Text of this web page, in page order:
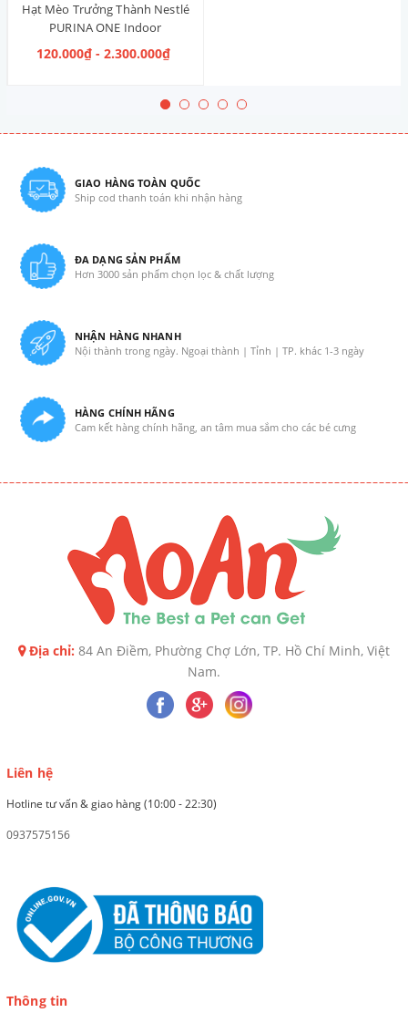
Hạt Mèo Trưởng Thành Nestlé
PURINA ONE Indoor
Advantage Salmon & Tuna [Vị
Cá Hồi & Cá Ngừ]
120.000₫ - 2.300.000₫
GIAO HÀNG TOÀN QUỐC
Ship cod thanh toán khi nhận hàng
ĐA DẠNG SẢN PHẨM
Hơn 3000 sản phẩm chọn lọc & chất lượng
NHẬN HÀNG NHANH
Nội thành trong ngày. Ngoại thành | Tỉnh | TP. khác 1-3 ngày
HÀNG CHÍNH HÃNG
Cam kết hàng chính hãng, an tâm mua sắm cho các bé cưng
Địa chỉ: 84 An Điềm, Phường Chợ Lớn, TP. Hồ Chí Minh, Việt
Nam.
Liên hệ
Hotline tư vấn & giao hàng (10:00 - 22:30)
0937575156
Thông tin